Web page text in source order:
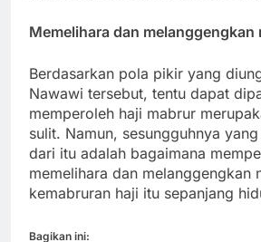
Memelihara dan melanggengkan
Berdasarkan pola pikir yang
Nawawi tersebut, tentu dapat
memperoleh haji mabrur
sulit. Namun, sesungguhnya
dari itu adalah bagaimana
memelihara dan melanggengkan
kemabruran haji itu sepanjang
Bagikan ini: